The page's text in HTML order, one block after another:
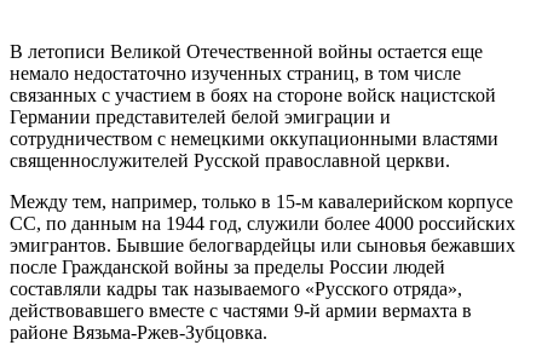
В летописи Великой Отечественной войны остается еще
немало недостаточно изученных страниц, в том числе
связанных с участием в боях на стороне войск нацистской
Германии представителей белой эмиграции и
сотрудничеством с немецкими оккупационными властями
священнослужителей Русской православной церкви.
Между тем, например, только в 15-м кавалерийском корпусе
СС, по данным на 1944 год, служили более 4000 российских
эмигрантов. Бывшие белогвардейцы или сыновья бежавших
после Гражданской войны за пределы России людей
составляли кадры так называемого «Русского отряда»,
действовавшего вместе с частями 9-й армии вермахта в
районе Вязьма-Ржев-Зубцовка.